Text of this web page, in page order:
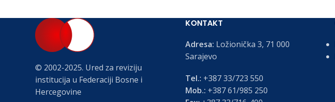
© 2002-2025. Ured za reviziju
institucija u Federaciji Bosne i
Hercegovine
KONTAKT
Adresa: Ložionička 3, 71 000
Sarajevo
Tel.: +387 33/723 550
Mob.: +387 61/985 250